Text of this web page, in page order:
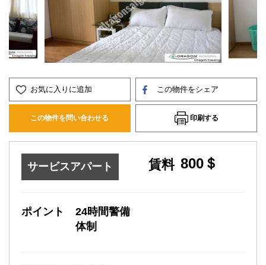
お気に入りに追加 この物件をシェア
この物件を問い合わせる 印刷する
サービスアパート 賃料 800＄
ポイント
24時間警備
体制